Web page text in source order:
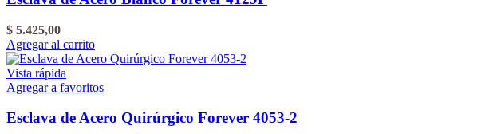
$ 5.425,00
Agregar al carrito
Vista rápida
Agregar a favoritos
Esclava de Acero Quirúrgico Forever 4053-2